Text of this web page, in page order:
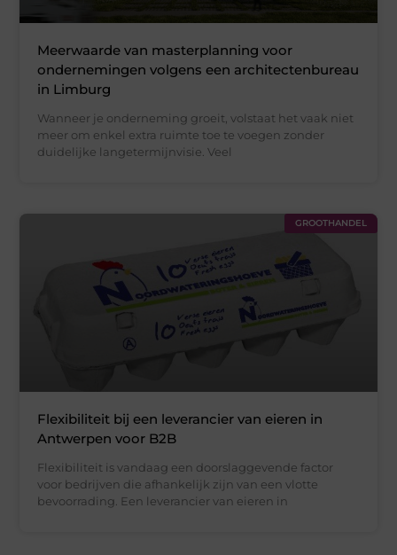
Meerwaarde van masterplanning voor
ondernemingen volgens een architectenbureau
in Limburg
Wanneer je onderneming groeit, volstaat het vaak niet
meer om enkel extra ruimte toe te voegen zonder
duidelijke langetermijnvisie. Veel
GROOTHANDEL
Flexibiliteit bij een leverancier van eieren in
Antwerpen voor B2B
Flexibiliteit is vandaag een doorslaggevende factor
voor bedrijven die afhankelijk zijn van een vlotte
bevoorrading. Een leverancier van eieren in